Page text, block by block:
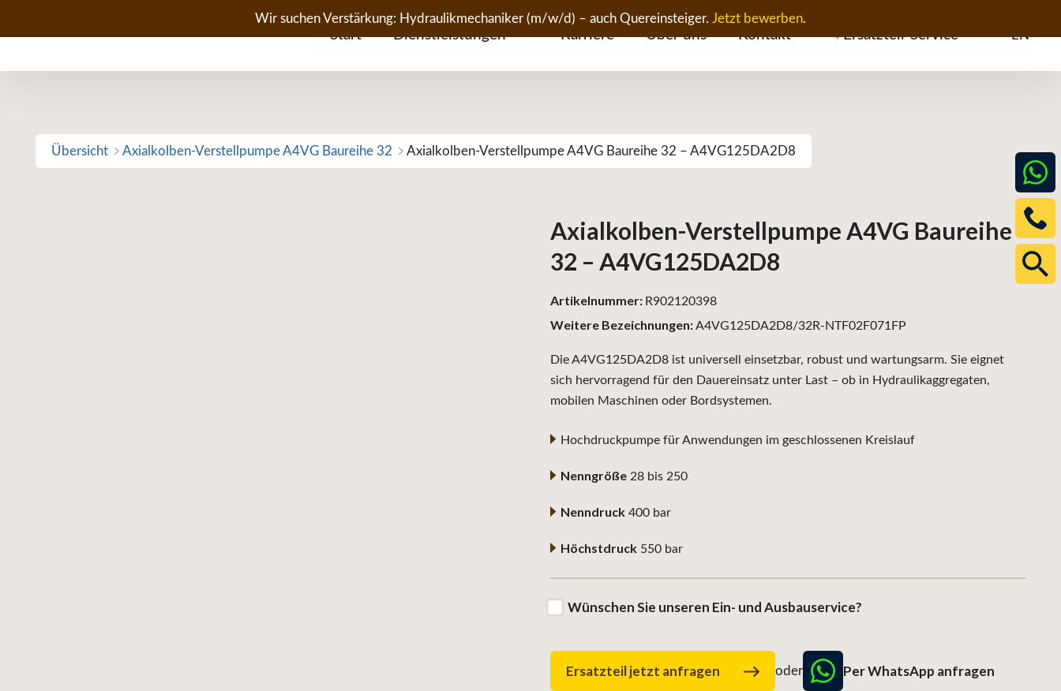
Inhalt
Wir suchen Verstärkung: Hydraulikmechaniker (m/w/d) – auch Quereinsteiger. Jetzt bewerben.
Start Dienstleistungen Karriere Über uns Kontakt Ersatzteil-Service EN
Übersicht Axialkolben-Verstellpumpe A4VG Baureihe 32 Axialkolben-Verstellpumpe A4VG Baureihe 32 – A4VG125DA2D8
Axialkolben-Verstellpumpe A4VG Baureihe
32 – A4VG125DA2D8
Die A4VG125DA2D8 ist universell einsetzbar, robust und wartungsarm. Sie eignet
sich hervorragend für den Dauereinsatz unter Last – ob in Hydraulikaggregaten,
mobilen Maschinen oder Bordsystemen.
Hochdruckpumpe für Anwendungen im geschlossenen Kreislauf
Nenngröße 28 bis 250
Nenndruck 400 bar
Höchstdruck 550 bar
Wünschen Sie unseren Ein- und Ausbauservice?
Ersatzteil jetzt anfragen oder Per WhatsApp anfragen
Weitere Bezeichnungen:A4VG125DA2D8/32R-NTF02F071FP
Artikelnummer: R902120398